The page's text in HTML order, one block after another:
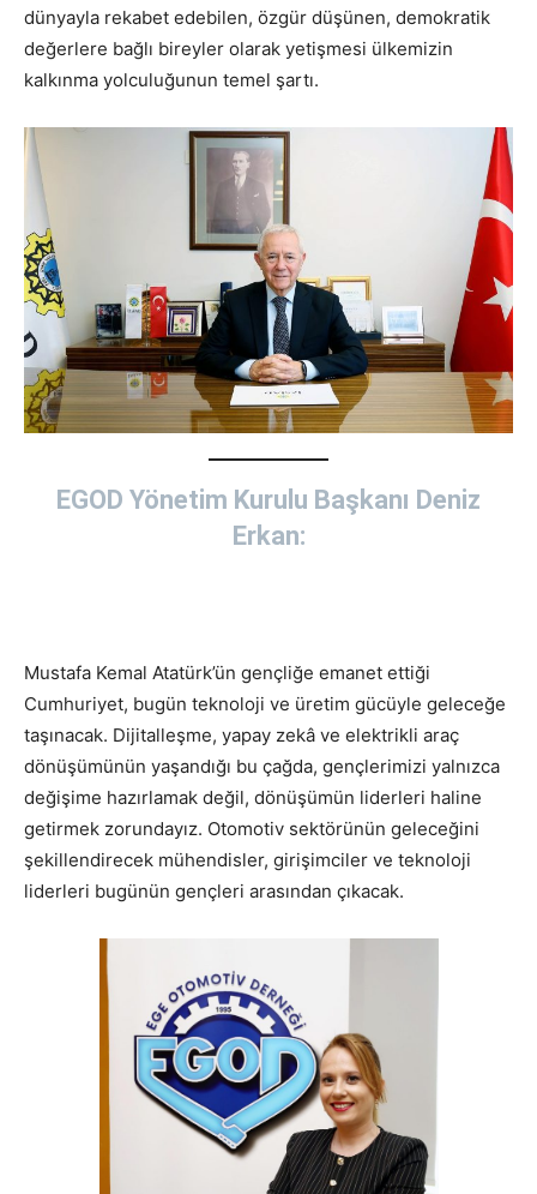
dünyayla rekabet edebilen, özgür düşünen, demokratik
değerlere bağlı bireyler olarak yetişmesi ülkemizin
kalkınma yolculuğunun temel şartı.
EGOD Yönetim Kurulu Başkanı Deniz
Erkan:
Mustafa Kemal Atatürk’ün gençliğe emanet ettiği
Cumhuriyet, bugün teknoloji ve üretim gücüyle geleceğe
taşınacak. Dijitalleşme, yapay zekâ ve elektrikli araç
dönüşümünün yaşandığı bu çağda, gençlerimizi yalnızca
değişime hazırlamak değil, dönüşümün liderleri haline
getirmek zorundayız. Otomotiv sektörünün geleceğini
şekillendirecek mühendisler, girişimciler ve teknoloji
liderleri bugünün gençleri arasından çıkacak.